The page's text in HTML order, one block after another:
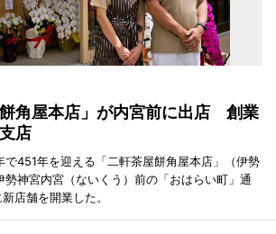
角屋本店」が内宮前に出店 創業
店
で451年を迎える「二軒茶屋餅角屋本店」（伊勢
神宮内宮（ないくう）前の「おはらい町」通
店舗を開業した。